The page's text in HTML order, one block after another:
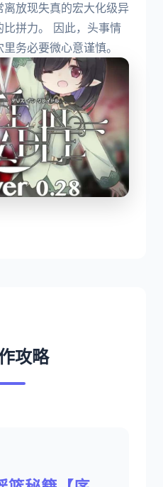
放现失真的宏大化级异
拼力。 因此，头事情
务必要微心意谨慎。
攻略